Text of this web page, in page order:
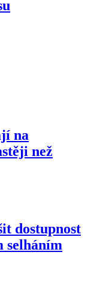
na
než
dostupnost
selháním